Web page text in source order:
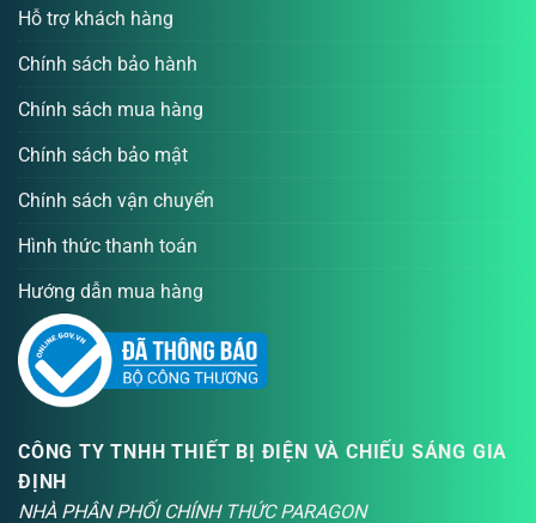
Hỗ trợ khách hàng
Chính sách bảo hành
Chính sách mua hàng
Chính sách bảo mật
Chính sách vận chuyển
Hình thức thanh toán
Hướng dẫn mua hàng
CÔNG TY TNHH THIẾT BỊ ĐIỆN VÀ CHIẾU SÁNG GIA
ĐỊNH
NHÀ PHÂN PHỐI CHÍNH THỨC PARAGON